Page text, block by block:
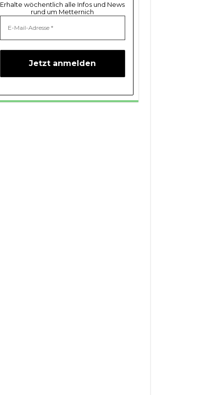
Erhalte wöchentlich alle Infos und News
rund um Metternich